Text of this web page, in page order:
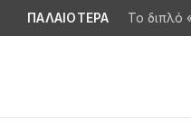
ΠΑΛΑΙΟΤΕΡΑ Το διπλό